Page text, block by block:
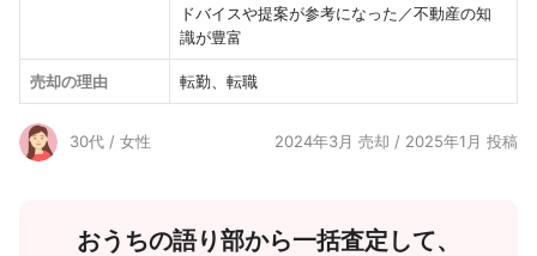
ドバイスや提案が参考になった／不動産の知
識が豊富
売却の理由 転勤、転職
30代 / 女性 2024年3月 売却 / 2025年1月 投稿
おうちの語り部から一括査定して、